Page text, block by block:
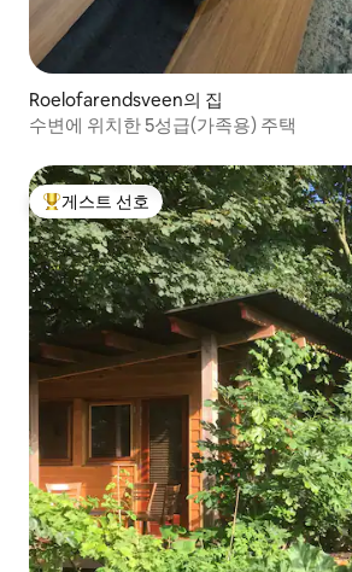
Roelofarendsveen의 집
수변에 위치한 5성급(가족용) 주택
상위 게스트 선호
게스트 선호